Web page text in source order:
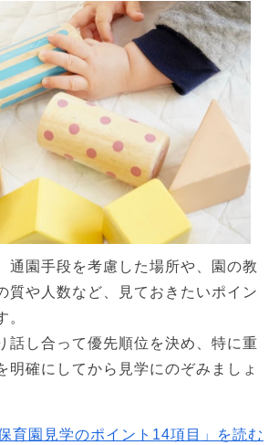
通園手段を考慮した場所や、園の教
質や人数など、見ておきたいポイン
。
話し合って優先順位を決め、特に重
明確にしてから見学にのぞみましょ
保育園見学のポイント14項目」を読む